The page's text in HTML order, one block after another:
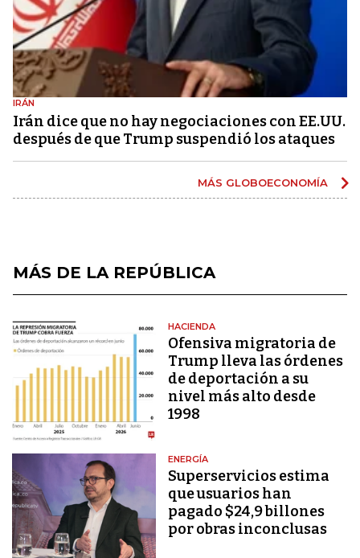
IRÁN
Irán dice que no hay negociaciones con EE.UU.
después de que Trump suspendió los ataques
MÁS GLOBOECONOMÍA
MÁS DE LA REPÚBLICA
HACIENDA
Ofensiva migratoria de
Trump lleva las órdenes
de deportación a su
nivel más alto desde
1998
ENERGÍA
Superservicios estima
que usuarios han
pagado $24,9 billones
por obras inconclusas